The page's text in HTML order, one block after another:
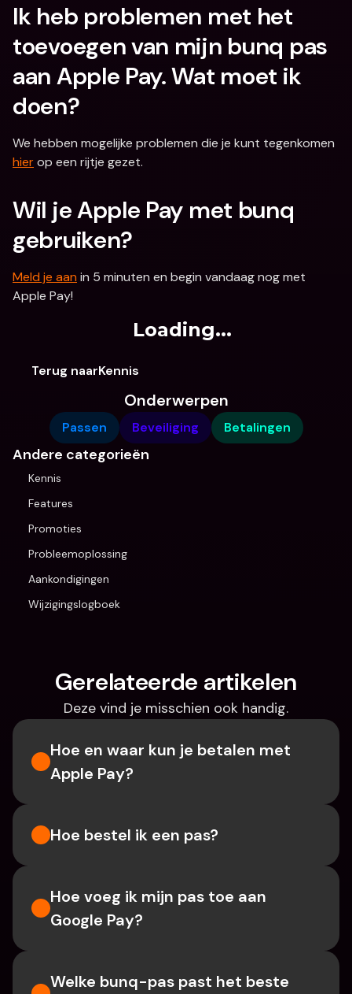
Ik heb problemen met het
toevoegen van mijn bunq pas
aan Apple Pay. Wat moet ik
doen?
hier op een rijtje gezet.
Wil je Apple Pay met bunq
gebruiken?
Meld je aan in 5 minuten en begin vandaag nog met
Apple Pay!
Loading...
Terug naarKennis
Onderwerpen
Passen Beveiliging Betalingen
Andere categorieën
Kennis
Features
Promoties
Probleemoplossing
Aankondigingen
Wijzigingslogboek
Gerelateerde artikelen
Deze vind je misschien ook handig.
Hoe en waar kun je betalen met
Apple Pay?
Hoe bestel ik een pas?
Hoe voeg ik mijn pas toe aan
Google Pay?
Welke bunq-pas past het beste